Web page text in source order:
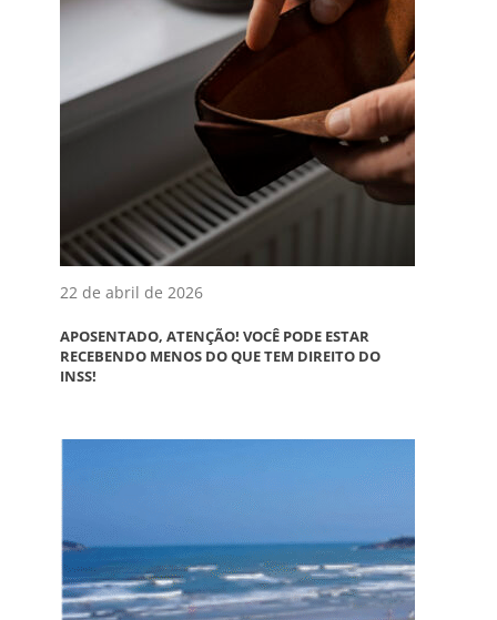
22 de abril de 2026
APOSENTADO, ATENÇÃO! VOCÊ PODE ESTAR
RECEBENDO MENOS DO QUE TEM DIREITO DO
INSS!